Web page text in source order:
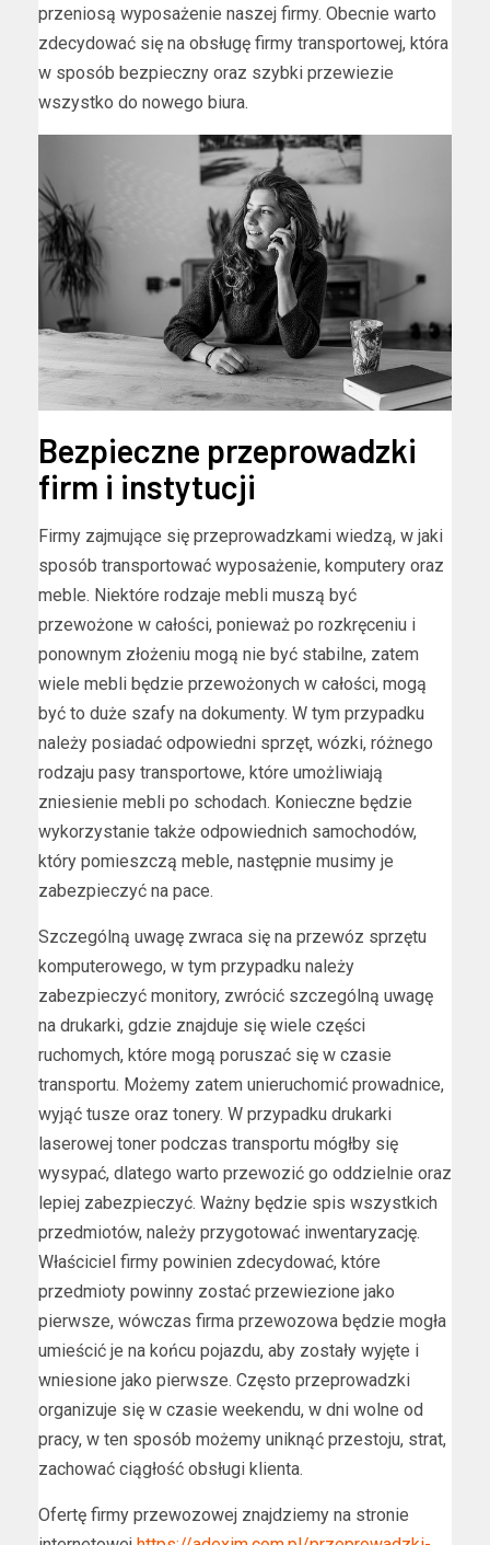
przeniosą wyposażenie naszej firmy. Obecnie warto
zdecydować się na obsługę firmy transportowej, która
w sposób bezpieczny oraz szybki przewiezie
wszystko do nowego biura.
Bezpieczne przeprowadzki
firm i instytucji
Firmy zajmujące się przeprowadzkami wiedzą, w jaki
sposób transportować wyposażenie, komputery oraz
meble. Niektóre rodzaje mebli muszą być
przewożone w całości, ponieważ po rozkręceniu i
ponownym złożeniu mogą nie być stabilne, zatem
wiele mebli będzie przewożonych w całości, mogą
być to duże szafy na dokumenty. W tym przypadku
należy posiadać odpowiedni sprzęt, wózki, różnego
rodzaju pasy transportowe, które umożliwiają
zniesienie mebli po schodach. Konieczne będzie
wykorzystanie także odpowiednich samochodów,
który pomieszczą meble, następnie musimy je
zabezpieczyć na pace.
Szczególną uwagę zwraca się na przewóz sprzętu
komputerowego, w tym przypadku należy
zabezpieczyć monitory, zwrócić szczególną uwagę
na drukarki, gdzie znajduje się wiele części
ruchomych, które mogą poruszać się w czasie
transportu. Możemy zatem unieruchomić prowadnice,
wyjąć tusze oraz tonery. W przypadku drukarki
laserowej toner podczas transportu mógłby się
wysypać, dlatego warto przewozić go oddzielnie oraz
lepiej zabezpieczyć. Ważny będzie spis wszystkich
przedmiotów, należy przygotować inwentaryzację.
Właściciel firmy powinien zdecydować, które
przedmioty powinny zostać przewiezione jako
pierwsze, wówczas firma przewozowa będzie mogła
umieścić je na końcu pojazdu, aby zostały wyjęte i
wniesione jako pierwsze. Często przeprowadzki
organizuje się w czasie weekendu, w dni wolne od
pracy, w ten sposób możemy uniknąć przestoju, strat,
zachować ciągłość obsługi klienta.
Ofertę firmy przewozowej znajdziemy na stronie